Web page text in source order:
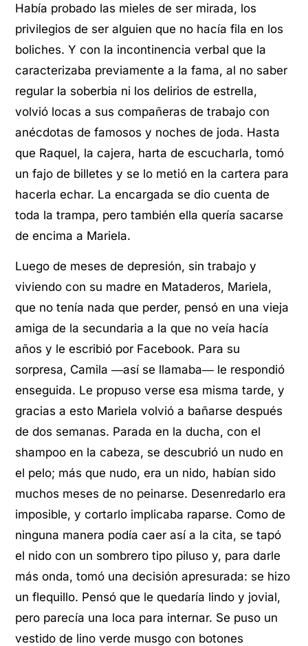
Había probado las mieles de ser mirada, los
privilegios de ser alguien que no hacía fila en los
boliches. Y con la incontinencia verbal que la
caracterizaba previamente a la fama, al no saber
regular la soberbia ni los delirios de estrella,
volvió locas a sus compañeras de trabajo con
anécdotas de famosos y noches de joda. Hasta
que Raquel, la cajera, harta de escucharla, tomó
un fajo de billetes y se lo metió en la cartera para
hacerla echar. La encargada se dio cuenta de
toda la trampa, pero también ella quería sacarse
de encima a Mariela.
Luego de meses de depresión, sin trabajo y
viviendo con su madre en Mataderos, Mariela,
que no tenía nada que perder, pensó en una vieja
amiga de la secundaria a la que no veía hacía
años y le escribió por Facebook. Para su
sorpresa, Camila ―así se llamaba― le respondió
enseguida. Le propuso verse esa misma tarde, y
gracias a esto Mariela volvió a bañarse después
de dos semanas. Parada en la ducha, con el
shampoo en la cabeza, se descubrió un nudo en
el pelo; más que nudo, era un nido, habían sido
muchos meses de no peinarse. Desenredarlo era
imposible, y cortarlo implicaba raparse. Como de
ninguna manera podía caer así a la cita, se tapó
el nido con un sombrero tipo piluso y, para darle
más onda, tomó una decisión apresurada: se hizo
un flequillo. Pensó que le quedaría lindo y jovial,
pero parecía una loca para internar. Se puso un
vestido de lino verde musgo con botones